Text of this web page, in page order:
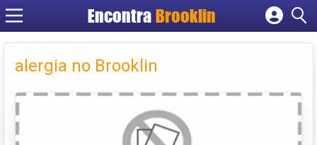
Encontra Brooklin
Cadastrar empresa
Criar conta
alergia no Brooklin